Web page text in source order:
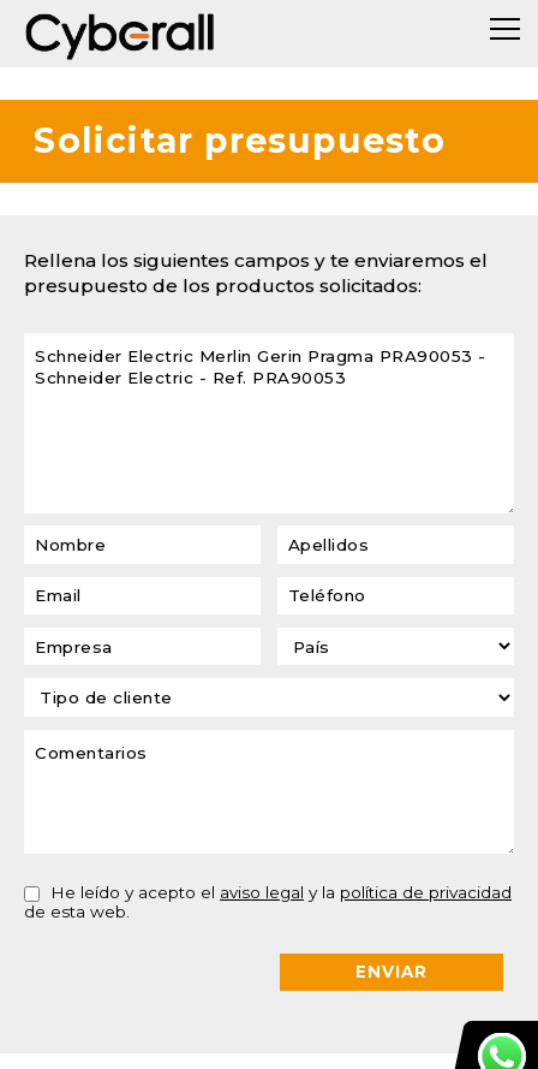
Solicitar presupuesto
Rellena los siguientes campos y te enviaremos el
presupuesto de los productos solicitados:
He leído y acepto el aviso legal y la política de privacidad
de esta web.